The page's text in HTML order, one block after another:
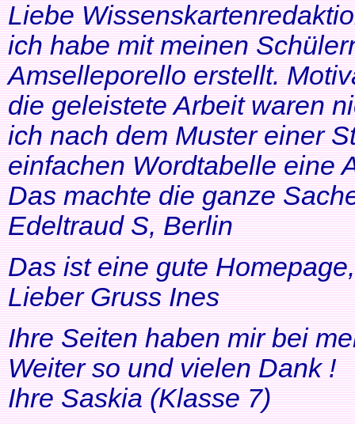
Liebe
ich habe mit meinen
Amselleporello erstellt.
die geleistete Arbeit waren
ich nach dem Muster einer
einfachen Wordtabelle eine
Das machte die ganze
Edeltraud S, Berlin
Das ist eine gute
Lieber Gruss Ines
Ihre Seiten haben mir bei
Weiter so und vielen Dank !
Ihre Saskia (Klasse 7)